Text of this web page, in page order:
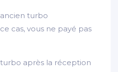
turbo
cas, vous ne payé pas
après la réception